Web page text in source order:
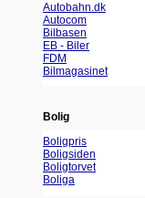
Autobahn.dk
Autocom
Bilbasen
EB - Biler
FDM
Bilmagasinet
Bolig
Boligpris
Boligsiden
Boligtorvet
Boliga